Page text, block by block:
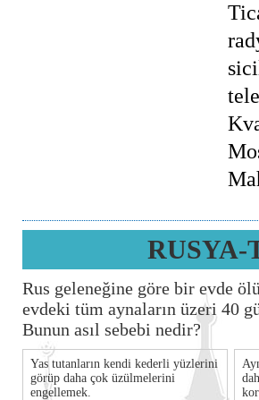
RUSYA-
Rus geleneğine göre bir evde
evdeki tüm aynaların üzeri 40
Bunun asıl sebebi nedir?
Yas tutanların kendi kederli yüzlerini
görüp daha çok üzülmelerini
engellemek.